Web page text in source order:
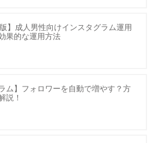
版】成人男性向けインスタグラム運用
果的な運用方法
ム】フォロワーを自動で増やす？方
説！